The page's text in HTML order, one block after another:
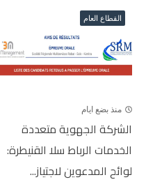
القطاع العام
منذ بضع ايام
الشركة الجهوية متعددة
الخدمات الرباط سلا القنيطرة:
لوائح المدعوين لاجتياز...